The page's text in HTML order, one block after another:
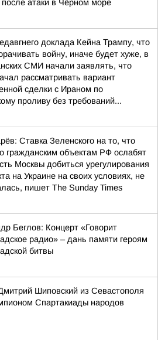
после атаки в Чёрном море
доклада Кейна Трампу, что
войну, иначе будет хуже, в
СМИ начали заявлять, что
рассматривать вариант
сделки с Ираном по
проливу без требований...
Ставка Зеленского на то, что
гражданским объектам РФ ослабят
Москвы добиться урегулирования
на Украине на своих условиях, не
пишет The Sunday Times
Беглов: Концерт «Говорит
радио» – дань памяти героям
битвы
Шиповский из Севастополя
Спартакиады народов